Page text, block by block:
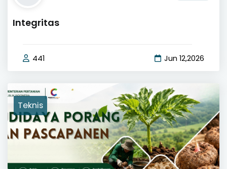
Integritas
441 Jun 12,2026
Teknis